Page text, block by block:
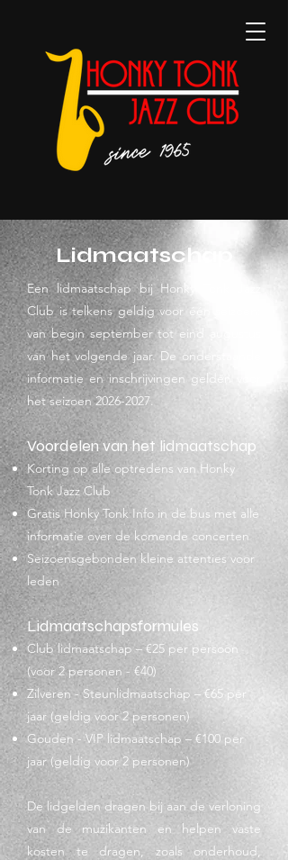
Lidmaatschap
Een lidmaatschap bij Honky Tonk Jazz
Club is telkens geldig voor één seizoen:
van begin september tot eind augustus
van het volgende jaar. De onderstaande
informatie en inschrijvingen gelden voor
het seizoen2026-2027.
Voordelen van het lidmaatschap
Korting op alle optredens van Honky
Tonk Jazz Club
Gratis Honky Tonk Info in de bus met alle
informatie over de komende concerten
Seizoensgebonden kleine attenties voor
leden
Lidmaatschapsformules
Club lidmaatschap – €25 per persoon
(voor 2 personen - €40)​​
Zilveren - Steunlidmaatschap – €65 per
jaar (geldig voor 2 personen)
Gouden - VIP lidmaatschap – €100 per
jaar (geldig voor 2 personen)
De lidgelden dragen bij aan de verloning
van de muzikanten en helpen vaste
kosten te dragen, zoals onderhoud,